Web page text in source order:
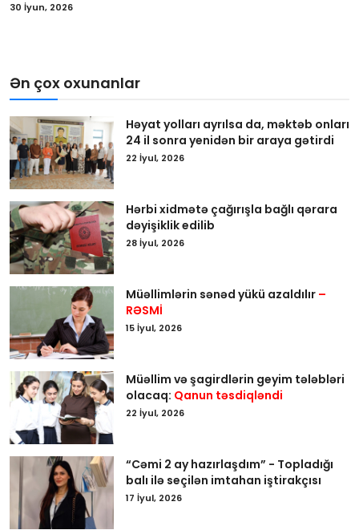
30 İyun, 2026
Ən çox oxunanlar
Həyat yolları ayrılsa da, məktəb onları
24 il sonra yenidən bir araya gətirdi
22 İyul, 2026
Hərbi xidmətə çağırışla bağlı qərara
dəyişiklik edilib
28 İyul, 2026
Müəllimlərin sənəd yükü azaldılır –
RƏSMİ
15 İyul, 2026
Müəllim və şagirdlərin geyim tələbləri
olacaq: Qanun təsdiqləndi
22 İyul, 2026
“Cəmi 2 ay hazırlaşdım” - Topladığı
balı ilə seçilən imtahan iştirakçısı
17 İyul, 2026